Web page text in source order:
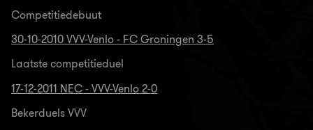
Competitiedebuut
30-10-2010 VVV-Venlo - FC Groningen 3-5
Laatste competitieduel
17-12-2011 NEC - VVV-Venlo 2-0
Bekerduels VVV